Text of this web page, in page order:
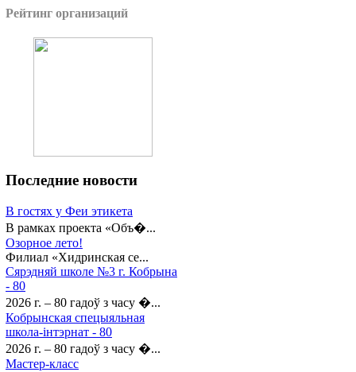
Рейтинг организаций
Последние новости
В гостях у Феи этикета
В рамках проекта «Объ�...
Озорное лето!
Филиал «Хидринская се...
Сярэдняй школе №3 г. Кобрына
- 80
2026 г. – 80 гадоў з часу �...
Кобрынская спецыяльная
школа-інтэрнат - 80
2026 г. – 80 гадоў з часу �...
Мастер-класс